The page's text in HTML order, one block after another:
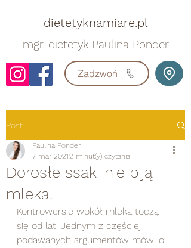
dietetyknamiare.pl
mgr. dietetyk Paulina Ponder
Zadzwoń
Post
Dorosłe ssaki nie piją
mleka!
Paulina Ponder
7 mar 20212 minut(y) czytania
Kontrowersje wokół mleka toczą
się od lat. Jednym z częściej
podawanych argumentów mówi o